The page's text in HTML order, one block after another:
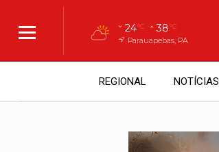
24°C 38°C
Parauapebas, PA
REGIONAL NOTÍCIAS